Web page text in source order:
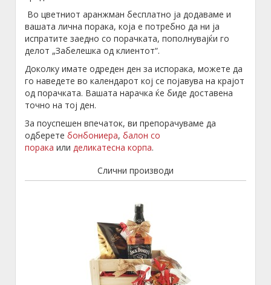
Во цветниот аранжман бесплатно ја додаваме и
вашата лична порака, која е потребно да ни ја
испратите заедно со порачката, пополнувајќи го
делот „Забелешка од клиентот“.
Доколку имате одреден ден за испорака, можете да
го наведете во календарот кој се појавува на крајот
од порачката. Вашата нарачка ќе биде доставена
точно на тој ден.
За поуспешен впечаток, ви препорачуваме да
одберете бонбониера, балон со
порака или деликатесна корпа.
Слични производи